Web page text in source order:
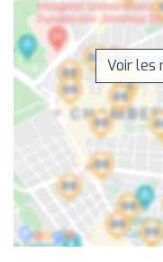
Voir les